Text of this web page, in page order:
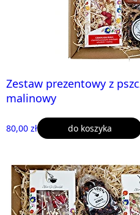
Zestaw prezentowy z
malinowy
80,00 zł do koszyka